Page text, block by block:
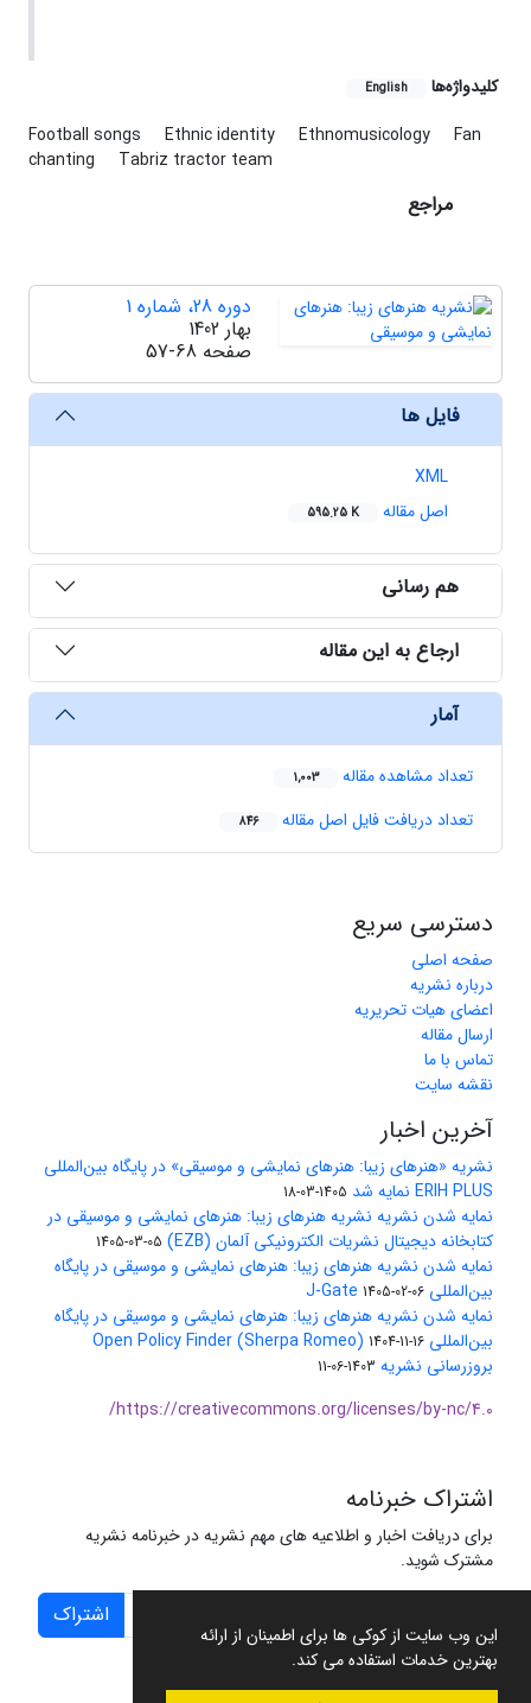
این وب سایت از کوکی ها برای اطمینان از ارائه
بهترین خدمات استفاده می کند.
کلیدواژه‌ها English
Football songs Ethnic identity Ethnomusicology
Fan
chanting
Tabriz tractor team
مراجع
دوره 28، شماره 1
بهار 1402
صفحه 57-68
فایل ها
XML
اصل مقاله
595.25 K
هم رسانی
ارجاع به این مقاله
آمار
تعداد مشاهده مقاله 1,003
تعداد دریافت فایل اصل مقاله 846
دسترسی سریع
صفحه اصلی
درباره نشریه
اعضای هیات تحریریه
ارسال مقاله
تماس با ما
نقشه سایت
آخرین اخبار
نشریه «هنرهای زیبا: هنرهای نمایشی و موسیقی» در پایگاه بین‌المللی
ERIH PLUS نمایه شد
1405-03-18
نمایه شدن نشریه نشریه هنرهای زیبا: هنرهای نمایشی و موسیقی در
کتابخانه دیجیتال نشریات الکترونیکی آلمان (EZB)
1405-03-05
نمایه شدن نشریه هنرهای زیبا: هنرهای نمایشی و موسیقی در پایگاه
بین‌المللی J-Gate 1405-02-06
نمایه شدن نشریه هنرهای زیبا: هنرهای نمایشی و موسیقی در پایگاه
بین‌المللی Open Policy Finder (Sherpa Romeo) 1404-11-16
بروزرسانی نشریه 1403-06-11
https://creativecommons.org/licenses/by-nc/4.0/
اشتراک خبرنامه
برای دریافت اخبار و اطلاعیه های مهم نشریه در خبرنامه نشریه
مشترک شوید.
اشتراک